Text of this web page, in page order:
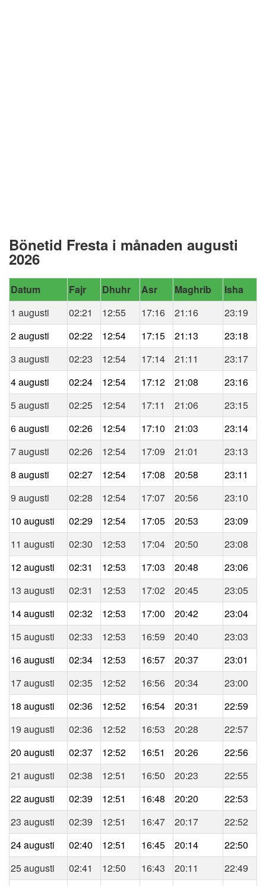
Bönetid Fresta i månaden augusti
2026
Datum Fajr Dhuhr Asr Maghrib
Isha
1 augusti
02:21 12:55 17:16 21:16
23:19
2 augusti
02:22 12:54 17:15 21:13
23:18
3 augusti
02:23 12:54 17:14 21:11
23:17
4 augusti
02:24 12:54 17:12 21:08
23:16
5 augusti
02:25 12:54 17:11 21:06
23:15
6 augusti
02:26 12:54 17:10 21:03
23:14
7 augusti
02:26 12:54 17:09 21:01
23:13
8 augusti
02:27 12:54 17:08 20:58
23:11
9 augusti
02:28 12:54 17:07 20:56
23:10
10 augusti
02:29 12:54 17:05 20:53
23:09
11 augusti
02:30 12:53 17:04 20:50
23:08
12 augusti
02:31 12:53 17:03 20:48
23:06
13 augusti
02:31 12:53 17:02 20:45
23:05
14 augusti
02:32 12:53 17:00 20:42
23:04
15 augusti
02:33 12:53 16:59 20:40
23:03
16 augusti
02:34 12:53 16:57 20:37
23:01
17 augusti
02:35 12:52 16:56 20:34
23:00
18 augusti
02:36 12:52 16:54 20:31
22:59
19 augusti
02:36 12:52 16:53 20:28
22:57
20 augusti
02:37 12:52 16:51 20:26
22:56
21 augusti
02:38 12:51 16:50 20:23
22:55
22 augusti
02:39 12:51 16:48 20:20
22:53
23 augusti
02:39 12:51 16:47 20:17
22:52
24 augusti
02:40 12:51 16:45 20:14
22:50
25 augusti
02:41 12:50 16:43 20:11
22:49